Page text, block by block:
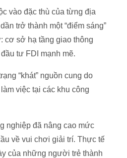
vào đặc thù của từng địa
trở thành một “điểm sáng”
cơ sở hạ tầng giao thông
tư FDI mạnh mẽ.
“khát” nguồn cung do
việc tại các khu công
nghiệp đã nâng cao mức
về vui chơi giải trí. Thực tế
của những người trẻ thành